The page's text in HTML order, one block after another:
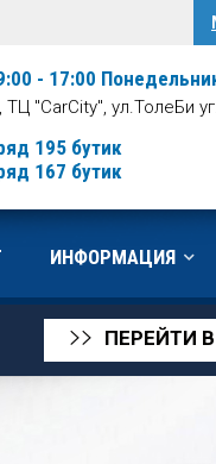
- 17:00
ТЦ "CarCity", ул.ТолеБи
195 бутик
167 бутик
ИНФОРМАЦИЯ
>> ПЕРЕЙТИ